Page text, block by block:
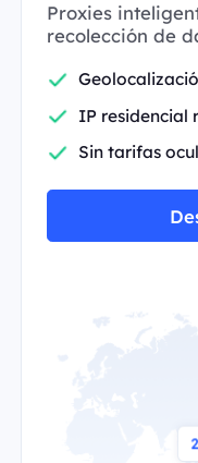
Proxies
recolección de
IP residencial
Sin tarifas